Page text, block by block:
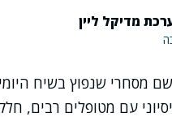
מדיקל ליין
מסחרי שנפוץ בשיח
עם מטופלים רבים,